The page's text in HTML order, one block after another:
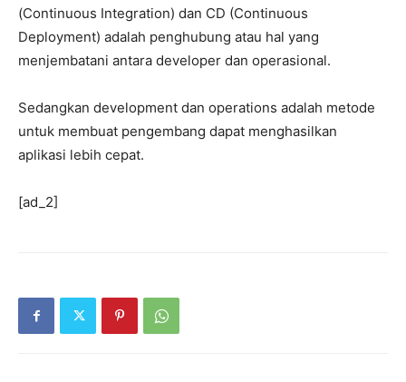
(Continuous Integration) dan CD (Continuous
Deployment) adalah penghubung atau hal yang
menjembatani antara developer dan operasional.
Sedangkan development dan operations adalah metode
untuk membuat pengembang dapat menghasilkan
aplikasi lebih cepat.
[ad_2]